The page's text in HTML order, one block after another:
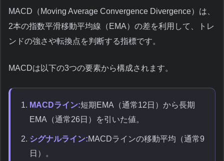
MACD（Moving Average Convergence Divergence）は、
2本の指数平滑移動平均線（EMA）の差を利用して、トレ
ンドの強さや転換点を判断する指標です。
MACDは以下の3つの要素から構成されます。
MACDライン:短期EMA（通常12日）から長期
EMA（通常26日）を引いた値。
シグナルライン:MACDラインの移動平均（通常9
日）。